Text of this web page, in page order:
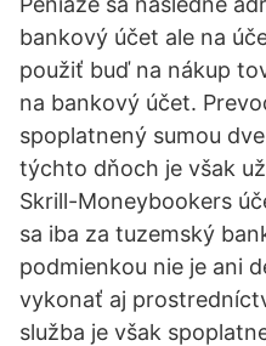
bankový účet ale na
použiť buď na nákup
na bankový účet.
spoplatnený sumou
týchto dňoch je však
Skrill-Moneybookers
sa iba za tuzemský
podmienkou nie je ani
vykonať aj
služba je však